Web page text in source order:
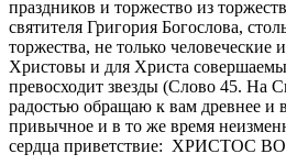
праздников и торжество из
святителя Григория Богослова,
торжества, не только человеческие
Христовы и для Христа
превосходит звезды (Слово 45. На
радостью обращаю к вам древнее и
привычное и в то же время
сердца приветствие: ХРИСТОС